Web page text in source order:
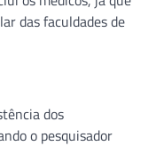
das faculdades de
dos
o pesquisador